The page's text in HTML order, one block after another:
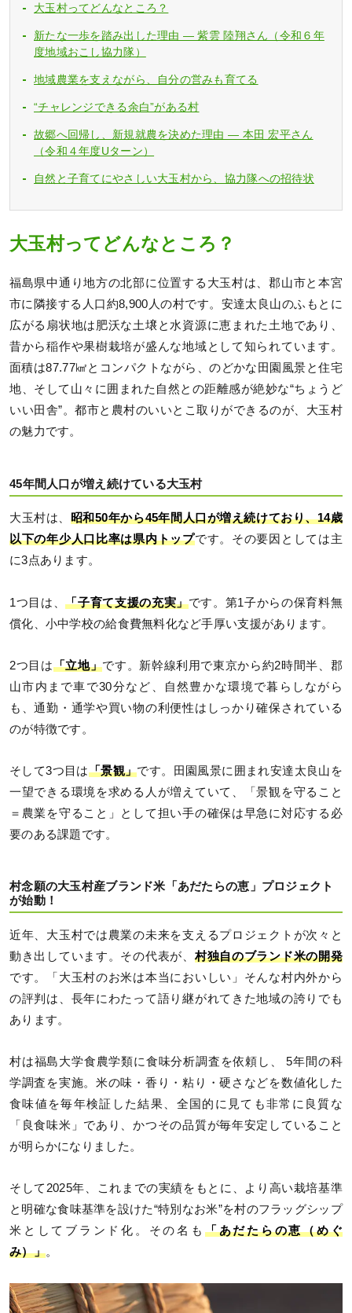
大玉村ってどんなところ？
新たな一歩を踏み出した理由 ― 紫雲 陸翔さん（令和６年
度地域おこし協力隊）
地域農業を支えながら、自分の営みも育てる
“チャレンジできる余白”がある村
故郷へ回帰し、新規就農を決めた理由 ― 本田 宏平さん
（令和４年度Uターン）
自然と子育てにやさしい大玉村から、協力隊への招待状
大玉村ってどんなところ？
福島県中通り地方の北部に位置する大玉村は、郡山市と本宮
市に隣接する人口約8,900人の村です。安達太良山のふもとに
広がる扇状地は肥沃な土壌と水資源に恵まれた土地であり、
昔から稲作や果樹栽培が盛んな地域として知られています。
面積は87.77㎢とコンパクトながら、のどかな田園風景と住宅
地、そして山々に囲まれた自然との距離感が絶妙な“ちょうど
いい田舎”。都市と農村のいいとこ取りができるのが、大玉村
の魅力です。
45年間人口が増え続けている大玉村
大玉村は、 昭和50年から45年間人口が増え続けており、14歳
以下の年少人口比率は県内トップです。その要因としては主
に3点あります。
1つ目は、「子育て支援の充実」です。第1子からの保育料無
償化、小中学校の給食費無料化など手厚い支援があります。
2つ目は「立地」です。新幹線利用で東京から約2時間半、郡
山市内まで車で30分など、自然豊かな環境で暮らしながら
も、通勤・通学や買い物の利便性はしっかり確保されている
のが特徴です。
そして3つ目は「景観」です。田園風景に囲まれ安達太良山を
一望できる環境を求める人が増えていて、「景観を守ること
＝農業を守ること」として担い手の確保は早急に対応する必
要のある課題です。
村念願の大玉村産ブランド米「あだたらの恵」プロジェクト
が始動！
近年、大玉村では農業の未来を支えるプロジェクトが次々と
動き出しています。その代表が、村独自のブランド米の開発
です。「大玉村のお米は本当においしい」そんな村内外から
の評判は、長年にわたって語り継がれてきた地域の誇りでも
あります。
村は福島大学食農学類に食味分析調査を依頼し、 5年間の科
学調査を実施。米の味・香り・粘り・硬さなどを数値化した
食味値を毎年検証した結果、全国的に見ても非常に良質な
「良食味米」であり、かつその品質が毎年安定していること
が明らかになりました。
そして2025年、これまでの実績をもとに、より高い栽培基準
と明確な食味基準を設けた“特別なお米”を村のフラッグシップ
米としてブランド化。その名も 「あだたらの恵（めぐ
み）」。